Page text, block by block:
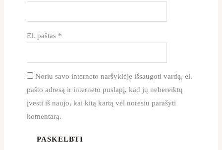
El. paštas *
Noriu savo interneto naršyklėje išsaugoti vardą, el.
pašto adresą ir interneto puslapį, kad jų nebereiktų
įvesti iš naujo, kai kitą kartą vėl norėsiu parašyti
komentarą.